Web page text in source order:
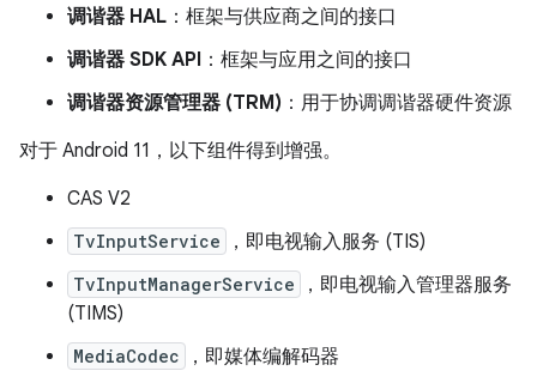
调谐器 HAL ：框架与供应商之间的接口
调谐器 SDK API ：框架与应用之间的接口
调谐器资源管理器 (TRM) ：用于协调调谐器硬件资源
对于 Android 11，以下组件得到增强。
CAS V2
TvInputService ，即电视输入服务 (TIS)
TvInputManagerService
，即电视输入管理器服务
(TIMS)
MediaCodec ，即媒体编解码器